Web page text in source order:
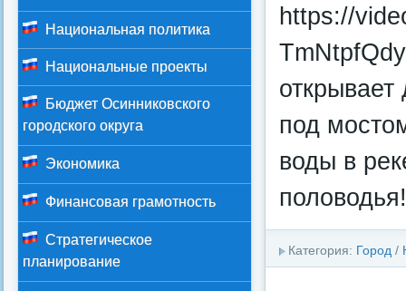
https://
под
воды в
половодья!
Категория: Город /
Национальная политика
Национальные проекты
Бюджет Осинниковского
городского округа
Экономика
Финансовая грамотность
Стратегическое
планирование